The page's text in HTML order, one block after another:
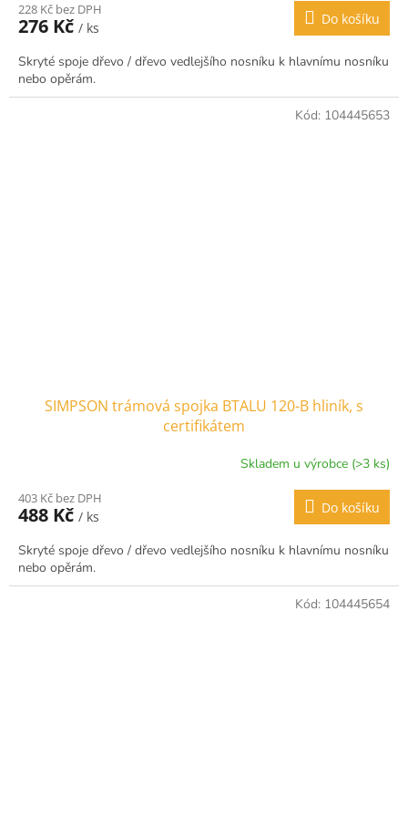
228 Kč bez DPH
276 Kč / ks
Do košíku
Skryté spoje dřevo / dřevo vedlejšího nosníku k hlavnímu nosníku
nebo opěrám.
SIMPSON trámová spojka BTALU 120-B hliník, s
certifikátem
Skladem u výrobce (>3 ks)
403 Kč bez DPH
488 Kč / ks
Do košíku
Skryté spoje dřevo / dřevo vedlejšího nosníku k hlavnímu nosníku
nebo opěrám.
Kód: 104445653
Kód: 104445654